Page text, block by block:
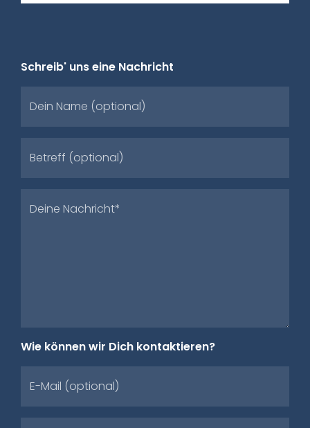
Schreib' uns eine Nachricht
Dein Name (optional)
Betreff (optional)
Deine Nachricht*
Wie können wir Dich kontaktieren?
E-Mail (optional)